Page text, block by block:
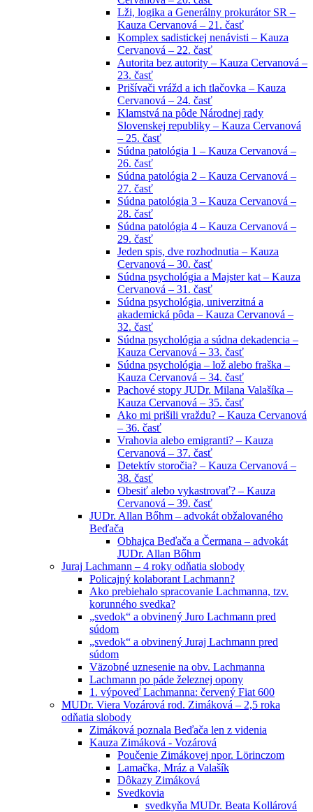
Lži, logika a Generálny prokurátor SR –
Kauza Cervanová – 21. časť
Komplex sadistickej nenávisti – Kauza
Cervanová – 22. časť
Autorita bez autority – Kauza Cervanová –
23. časť
Prišívači vrážd a ich tlačovka – Kauza
Cervanová – 24. časť
Klamstvá na pôde Národnej rady
Slovenskej republiky – Kauza Cervanová
– 25. časť
Súdna patológia 1 – Kauza Cervanová –
26. časť
Súdna patológia 2 – Kauza Cervanová –
27. časť
Súdna patológia 3 – Kauza Cervanová –
28. časť
Súdna patológia 4 – Kauza Cervanová –
29. časť
Jeden spis, dve rozhodnutia – Kauza
Cervanová – 30. časť
Súdna psychológia a Majster kat – Kauza
Cervanová – 31. časť
Súdna psychológia, univerzitná a
akademická pôda – Kauza Cervanová –
32. časť
Súdna psychológia a súdna dekadencia –
Kauza Cervanová – 33. časť
Súdna psychológia – lož alebo fraška –
Kauza Cervanová – 34. časť
Pachové stopy JUDr. Milana Valašíka –
Kauza Cervanová – 35. časť
Ako mi prišili vraždu? – Kauza Cervanová
– 36. časť
Vrahovia alebo emigranti? – Kauza
Cervanová – 37. časť
Detektív storočia? – Kauza Cervanová –
38. časť
Obesiť alebo vykastrovať? – Kauza
Cervanová – 39. časť
JUDr. Allan Bőhm – advokát obžalovaného
Beďača
Obhajca Beďača a Čermana – advokát
JUDr. Allan Bőhm
Juraj Lachmann – 4 roky odňatia slobody
Policajný kolaborant Lachmann?
Ako prebiehalo spracovanie Lachmanna, tzv.
korunného svedka?
„svedok“ a obvinený Juro Lachmann pred
súdom
„svedok“ a obvinený Juraj Lachmann pred
súdom
Väzobné uznesenie na obv. Lachmanna
Lachmann po páde železnej opony
1. výpoveď Lachmanna: červený Fiat 600
MUDr. Viera Vozárová rod. Zimáková – 2,5 roka
odňatia slobody
Zimáková poznala Beďača len z videnia
Kauza Zimáková - Vozárová
Poučenie Zimákovej npor. Lörinczom
Lamačka, Mráz a Valašík
Dôkazy Zimáková
Svedkovia
svedkyňa MUDr. Beata Kollárová